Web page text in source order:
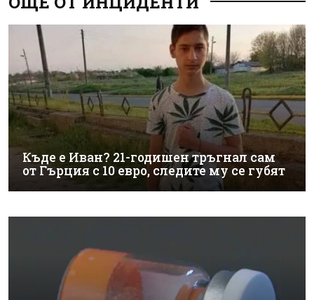
Къде е Иван? 21-годишен тръгнал сам
от Гърция с 10 евро, следите му се губят